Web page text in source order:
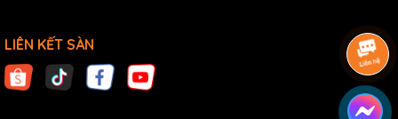
LIÊN KẾT SÀN